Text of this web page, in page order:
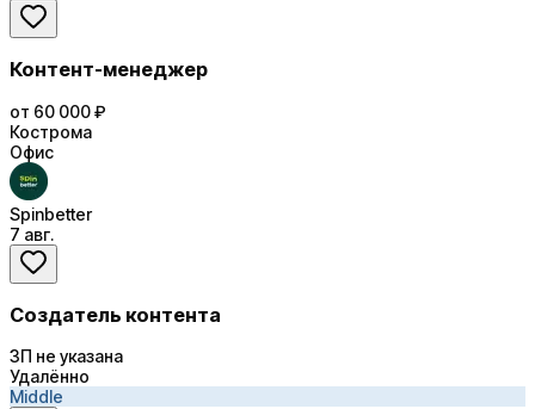
Контент-менеджер
от 60 000 ₽
Кострома
Офис
Spinbetter
7 авг.
Создатель контента
ЗП не указана
Удалённо
Middle